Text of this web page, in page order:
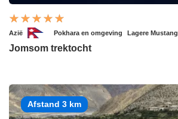
Azië Pokhara en omgeving Lagere Mustang
Jomsom trektocht
Afstand 3 km